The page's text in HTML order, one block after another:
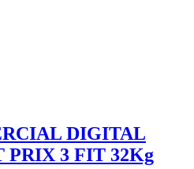
DIGITAL
3 FIT 32Kg